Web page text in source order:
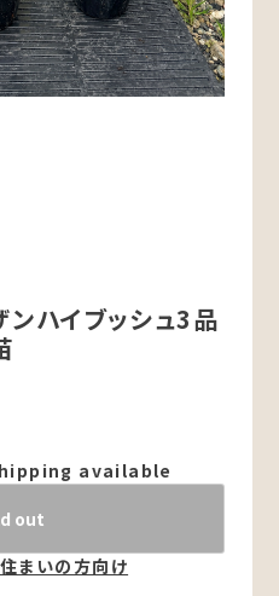
ハイブッシュ3品
available
out
まいの方向け